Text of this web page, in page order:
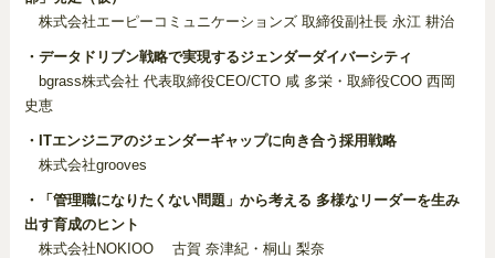
株式会社エーピーコミュニケーションズ 取締役副社長 永江 耕治
・データドリブン戦略で実現するジェンダーダイバーシティ
bgrass株式会社 代表取締役CEO/CTO 咸 多栄・取締役COO 西岡
史恵
・ITエンジニアのジェンダーギャップに向き合う採用戦略
株式会社grooves
・「管理職になりたくない問題」から考える 多様なリーダーを生み
出す育成のヒント
株式会社NOKIOO 古賀 奈津紀・桐山 梨奈